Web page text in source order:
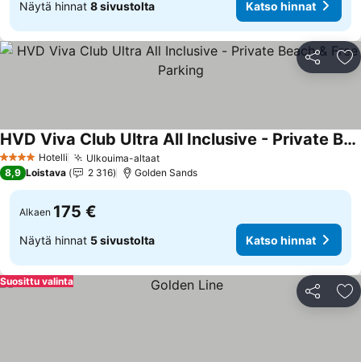
Näytä hinnat 8 sivustolta Katso hinnat
Jaa
4 Tähtiluokitus
Hotelli Ulkouima-altaatKatso hinnat
HVD Viva Club Ultra All Inclusive - Private Beach & Free Parking
Katso hinnat
8,9 Loistava 2 316 Golden Sands
Alkaen 175 €
Näytä hinnat 5 sivustolta Katso hinnat
Jaa
Suosittu valinta